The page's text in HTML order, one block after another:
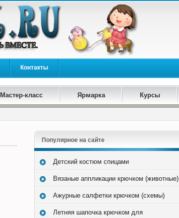
Контакты
Мастер-класс Ярмарка Курсы
Популярное на сайте
Детский костюм спицами
Вязаные аппликации крючком (животные)
Ажурные салфетки крючком (схемы)
Летняя шапочка крючком для